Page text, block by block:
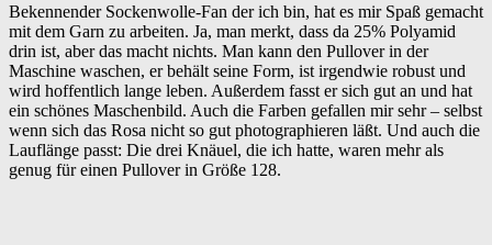
Bekennender Sockenwolle-Fan der ich bin, hat es mir Spaß gemacht
mit dem Garn zu arbeiten. Ja, man merkt, dass da 25% Polyamid
drin ist, aber das macht nichts. Man kann den Pullover in der
Maschine waschen, er behält seine Form, ist irgendwie robust und
wird hoffentlich lange leben. Außerdem fasst er sich gut an und hat
ein schönes Maschenbild. Auch die Farben gefallen mir sehr – selbst
wenn sich das Rosa nicht so gut photographieren läßt. Und auch die
Lauflänge passt: Die drei Knäuel, die ich hatte, waren mehr als
genug für einen Pullover in Größe 128.